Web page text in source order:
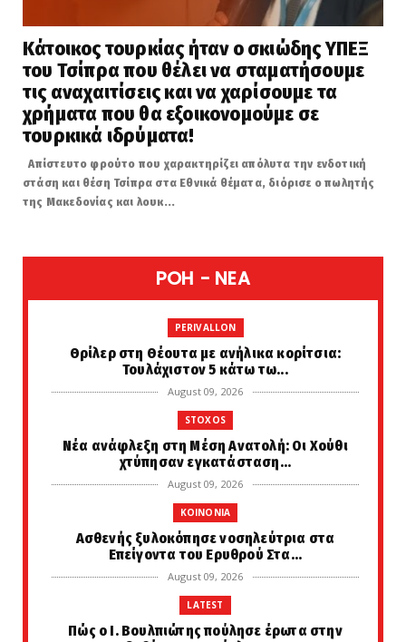
Κάτοικος τουρκίας ήταν ο σκιώδης ΥΠΕΞ
του Τσίπρα που θέλει να σταματήσουμε
τις αναχαιτίσεις και να χαρίσουμε τα
χρήματα που θα εξοικονομούμε σε
τουρκικά ιδρύματα!
Απίστευτο φρούτο που χαρακτηρίζει απόλυτα την ενδοτική
στάση και θέση Τσίπρα στα Εθνικά θέματα, διόρισε ο πωλητής
της Μακεδονίας και λουκ...
POH - NEA
PERIVALLON
Θρίλερ στη Θέουτα με ανήλικα κορίτσια:
Τουλάχιστον 5 κάτω τω...
August 09, 2026
STOXOS
Νέα ανάφλεξη στη Μέση Ανατολή: Οι Χούθι
χτύπησαν εγκατάσταση...
August 09, 2026
KOINONIA
Ασθενής ξυλοκόπησε νοσηλεύτρια στα
Επείγοντα του Ερυθρού Στα...
August 09, 2026
LATEST
Πώς ο Ι. Βουλπιώτης πούλησε έρωτα στην